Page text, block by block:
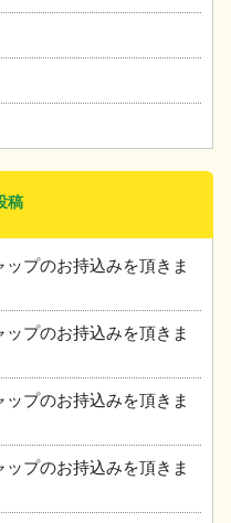
稿
プのお持込みを頂きま
プのお持込みを頂きま
プのお持込みを頂きま
プのお持込みを頂きま